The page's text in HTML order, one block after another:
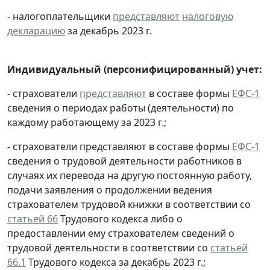
- налогоплательщики представляют налоговую
декларациюза декабрь 2023 г.
Индивидуальный (персонифицированный) учет:
- страхователи представляют в составе формы ЕФС-1
сведения о периодах работы (деятельности) по
каждому работающему за 2023 г.;
- страхователи представляют в составе формы ЕФС-1
сведения о трудовой деятельности работников в
случаях их перевода на другую постоянную работу,
подачи заявления о продолжении ведения
страхователем трудовой книжки в соответствии со
статьей 66Трудового кодекса либо о
предоставлении ему страхователем сведений о
трудовой деятельности в соответствии со статьей
66.1 Трудового кодекса за декабрь 2023 г.;